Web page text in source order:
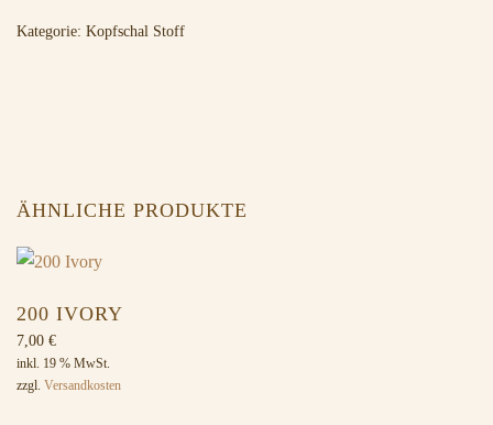
Kategorie: Kopfschal Stoff
ÄHNLICHE PRODUKTE
200 IVORY
7,00 €
inkl. 19 % MwSt.
zzgl. Versandkosten